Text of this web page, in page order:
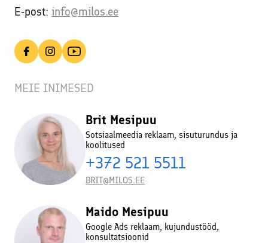
E-post: info@milos.ee
MEIE INIMESED
Brit Mesipuu
Sotsiaalmeedia reklaam, sisuturundus ja
koolitused
+372 521 5511
BRIT@MILOS.EE
Maido Mesipuu
Google Ads reklaam, kujundustööd,
konsultatsioonid